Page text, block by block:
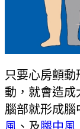
只要心房顫
動，就會造成
腦部就形成腦